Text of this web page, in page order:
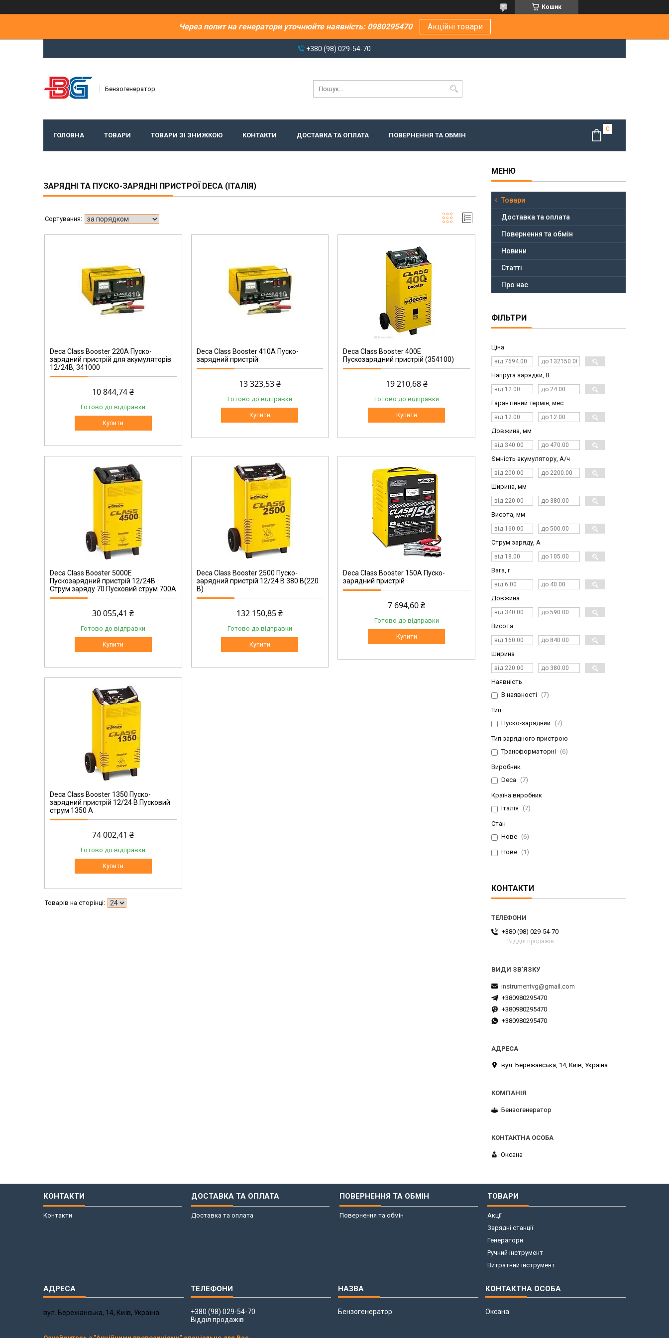
Кошик
Через попит на генератори уточнюйте наявність: 0980295470 Акційні товари
+380 (98) 029-54-70
Бензогенератор
ГОЛОВНА ТОВАРИ ТОВАРИ ЗІ ЗНИЖКОЮ КОНТАКТИ ДОСТАВКА ТА ОПЛАТА ПОВЕРНЕННЯ ТА ОБМІН
ЗАРЯДНІ ТА ПУСКО-ЗАРЯДНІ ПРИСТРОЇ DECA (ІТАЛІЯ)
Deca Class Booster 220A Пуско-
зарядний пристрій для акумуляторів
12/24В, 341000
10 844,74 ₴
Готово до відправки
Купити
Deca Class Booster 410A Пуско-
зарядний пристрій
13 323,53 ₴
Готово до відправки
Купити
Deca Class Booster 400E
Пускозарядний пристрій (354100)
19 210,68 ₴
Готово до відправки
Купити
Deca Class Booster 5000E
Пускозарядний пристрій 12/24В
Струм заряду 70 Пусковий струм 700А
30 055,41 ₴
Готово до відправки
Купити
CВ 2500
Deca Class Booster 2500 Пуско-
зарядний пристрій 12/24 В 380 В(220
В)
132 150,85 ₴
Готово до відправки
Купити
CB 150A
Deca Class Booster 150A Пуско-
зарядний пристрій
7 694,60 ₴
Готово до відправки
Купити
Deca Class Booster 1350 Пуско-
зарядний пристрій 12/24 В Пусковий
струм 1350 А
74 002,41 ₴
Готово до відправки
Купити
Товари
Доставка та оплата
Повернення та обмін
Новини
Статті
Про нас
ФІЛЬТРИ
Ціна
Напруга зарядки, В
Гарантійний термін, мес
Довжина, мм
Ємність акумулятору, А/ч
Ширина, мм
Висота, мм
Струм заряду, А
Вага, г
Довжина
Висота
Ширина
Наявність
В наявності
7
Тип
Пуско-зарядний
7
Тип зарядного пристрою
Трансформаторні
6
Виробник
Deca
7
Країна виробник
Італія
7
Стан
Нове
6
Нове 1
КОНТАКТИ
+380 (98) 029-54-70
Відділ продажів
instrumentvg@gmail.com
+380980295470
+380980295470
+380980295470
вул. Бережанська, 14, Київ, Україна
Бензогенератор
Оксана
КОНТАКТИ
Контакти
ДОСТАВКА ТА ОПЛАТА
Доставка та оплата
ПОВЕРНЕННЯ ТА ОБМІН
Повернення та обмін
ТОВАРИ
Акції
Зарядні станції
Генератори
Ручний інструмент
Витратний інструмент
вул. Бережанська, 14, Київ, Україна
+380 (98) 029-54-70
Відділ продажів
Бензогенератор Оксана